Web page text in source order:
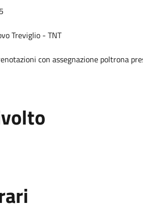
Treviglio - TNT
con assegnazione poltrona